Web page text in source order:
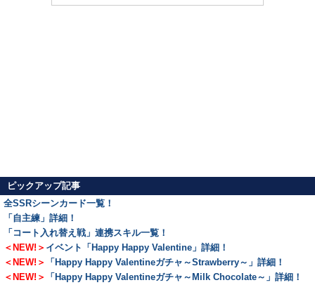
ピックアップ記事
全SSRシーンカード一覧！
「自主練」詳細！
「コート入れ替え戦」連携スキル一覧！
＜NEW!＞ イベント「Happy Happy Valentine」詳細！
＜NEW!＞
「Happy Happy Valentineガチャ～Strawberry～」詳細！
＜NEW!＞
「Happy Happy Valentineガチャ～Milk Chocolate～」詳細！